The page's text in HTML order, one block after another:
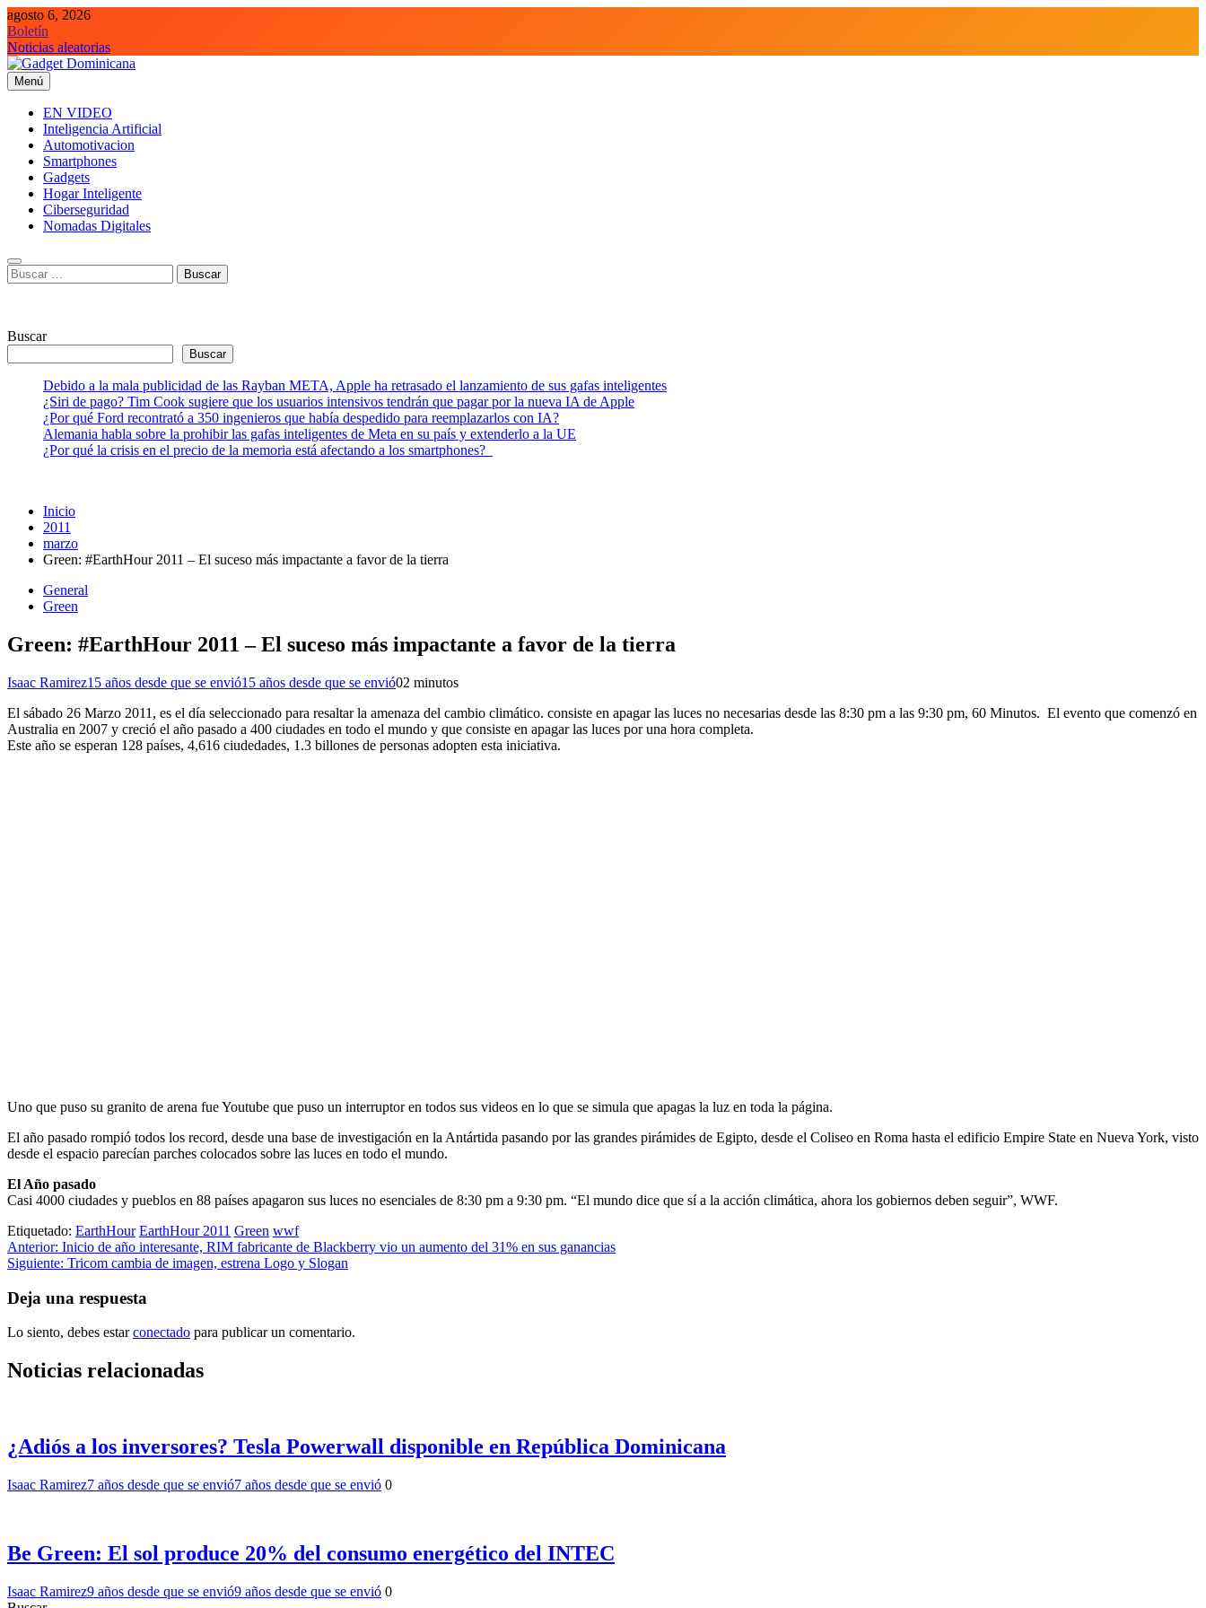
Saltar
al
contenido
agosto 6, 2026
Boletín
Noticias aleatorias
Gadget Dominicana
Gadgets y Tecnología de consumo
Menú
EN VIDEO
Inteligencia Artificial
Automotivacion
Smartphones
Gadgets
Hogar Inteligente
Ciberseguridad
Nomadas Digitales
Buscar:
Buscar
Buscar
Debido a la mala publicidad de las Rayban META, Apple ha retrasado el lanzamiento de sus gafas inteligentes
¿Siri de pago? Tim Cook sugiere que los usuarios intensivos tendrán que pagar por la nueva IA de Apple
¿Por qué Ford recontrató a 350 ingenieros que había despedido para reemplazarlos con IA?
Alemania habla sobre la prohibir las gafas inteligentes de Meta en su país y extenderlo a la UE
¿Por qué la crisis en el precio de la memoria está afectando a los smartphones?
Inicio
2011
marzo
Green: #EarthHour 2011 – El suceso más impactante a favor de la tierra
General
Green
Green: #EarthHour 2011 – El suceso más impactante a favor de la tierra
Isaac Ramirez15 años desde que se envió15 años desde que se envió02 minutos
El sábado 26 Marzo 2011, es el día seleccionado para resaltar la amenaza del cambio climático. consiste en apagar las luces no necesarias desde las 8:30 pm a las 9:30 pm, 60 Minutos. El evento que comenzó en
Australia en 2007 y creció el año pasado a 400 ciudades en todo el mundo y que consiste en apagar las luces por una hora completa.
Este año se esperan 128 países, 4,616 ciudedades, 1.3 billones de personas adopten esta iniciativa.
Uno que puso su granito de arena fue Youtube que puso un interruptor en todos sus videos en lo que se simula que apagas la luz en toda la página.
El año pasado rompió todos los record, desde una base de investigación en la Antártida pasando por las grandes pirámides de Egipto, desde el Coliseo en Roma hasta el edificio Empire State en Nueva York, visto
desde el espacio parecían parches colocados sobre las luces en todo el mundo.
El Año pasado
Casi 4000 ciudades y pueblos en 88 países apagaron sus luces no esenciales de 8:30 pm a 9:30 pm. “El mundo dice que sí a la acción climática, ahora los gobiernos deben seguir”, WWF.
Etiquetado: EarthHour EarthHour 2011 Green wwf
Navegación
de
entradas
Anterior: Inicio de año interesante, RIM fabricante de Blackberry vio un aumento del 31% en sus ganancias
Siguiente: Tricom cambia de imagen, estrena Logo y Slogan
Deja una respuesta
Lo siento, debes estarconectado para publicar un comentario.
Noticias relacionadas
¿Adiós a los inversores? Tesla Powerwall disponible en República Dominicana
Isaac Ramirez7 años desde que se envió7 años desde que se envió 0
Be Green: El sol produce 20% del consumo energético del INTEC
Isaac Ramirez9 años desde que se envió9 años desde que se envió 0